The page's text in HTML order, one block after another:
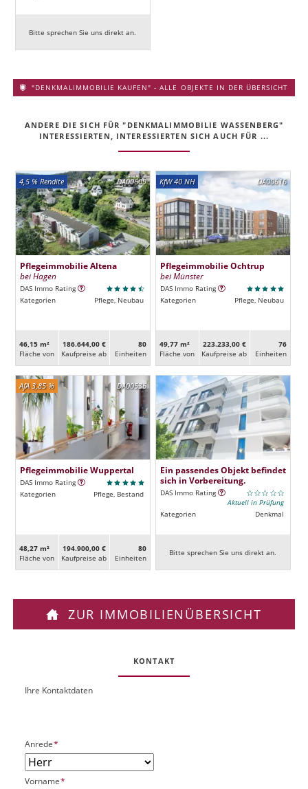
Bitte sprechen Sie uns direkt an.
"DENKMALIMMOBILIE KAUFEN" - ALLE OBJEKTE IN DER ÜBERSICHT
ANDERE DIE SICH FÜR "DENKMALIMMOBILIE WASSENBERG"
INTERESSIERTEN, INTERESSIERTEN SICH AUCH FÜR ...
DA00609
4,5 % Rendite
Pflegeimmobilie Altena
bei Hagen
DAS Immo Rating
Kategorien
Pflege, Neubau
46,15 m²
Fläche von
186.644,00 €
Kaufpreise ab
80
Ein­heiten
DA00616
KfW 40 NH
Pflegeimmobilie Ochtrup
bei Münster
DAS Immo Rating
Kategorien
Pflege, Neubau
49,77 m²
Fläche von
223.233,00 €
Kaufpreise ab
76
Ein­heiten
DA00536
AfA 3,85 %
Pflegeimmobilie Wuppertal
DAS Immo Rating
Kategorien
Pflege, Bestand
48,27 m²
Fläche von
194.900,00 €
Kaufpreise ab
80
Ein­heiten
Ein passendes Objekt befindet
sich in Vorbereitung.
DAS Immo Rating
Aktuell in Prüfung
Kategorien
Denkmal
Bitte sprechen Sie uns direkt an.
ZUR IMMOBILIENÜBERSICHT
KONTAKT
O
k
P
UIhre Kontaktdaten
P
f
l
i
Anrede*
P
Vorname*